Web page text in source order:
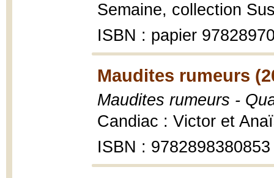
Semaine, collection
ISBN : papier
Maudites rumeurs
Maudites rumeurs -
Candiac : Victor et
ISBN : 9782898380853